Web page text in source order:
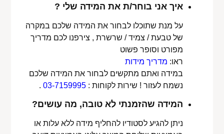
איך אני בוחר/ת את המידה שלי ?
על מנת שתוכלו לבחור את המידה שלכם במקרה
של טבעת / צמיד / שרשרת , צירפנו לכם מדריך
מפורט וסופר פשוט
ראו: מדריך מידות
במידה ואתם מתקשים לבחור את המידה שלכם
נשמח לעזור ! שירות לקוחות :03-7159995
.
המידה שהזמנתי לא טובה, מה עושים?
ניתן להגיע לסטודיו להחליף מידה ללא עלות או